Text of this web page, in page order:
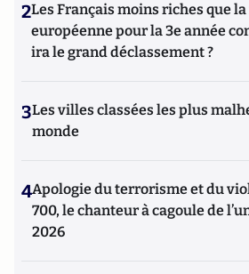
2Les Français moins riches que
européenne pour la 3e année
ira le grand déclassement ?
3Les villes classées les plus
monde
4Apologie du terrorisme et du
700, le chanteur à cagoule de
2026